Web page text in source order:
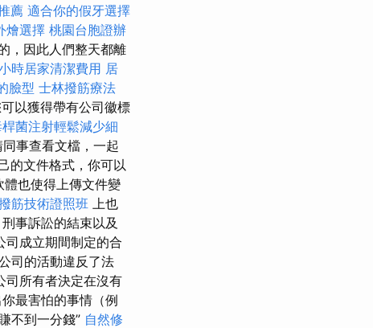
薦 適合你的假牙選擇
燴選擇 桃園台胞證辦
，因此人們整天都離
時居家清潔費用 居
臉型 士林撥筋療法
以獲得帶有公司徽標
菌注射輕鬆減少細
事查看文檔，一起
的文件格式，你可以
也使得上傳文件變
筋技術證照班
上也
事訴訟的結束以及
司成立期間制定的合
司的活動違反了法
司所有者決定在沒有
最害怕的事情（例
不到一分錢” 自然修